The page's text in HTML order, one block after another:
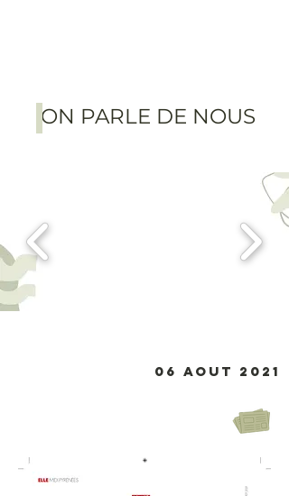
ON PARLE DE NOUS
06 AOUT 2021